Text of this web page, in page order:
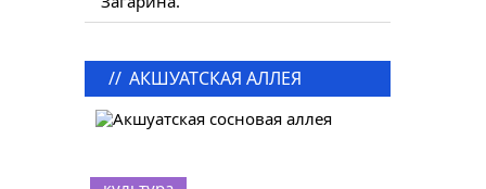
// АКШУАТСКАЯ АЛЛЕЯ